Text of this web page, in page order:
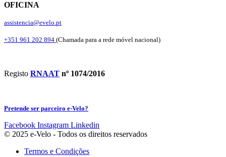
OFICINA
assistencia@evelo.pt
+351 961 202 894 (Chamada para a rede móvel nacional)
Registo RNAAT nº 1074/2016
Pretende ser parceiro e-Velo?
Facebook Instagram Linkedin
© 2025 e-Velo - Todos os direitos reservados
Termos e Condições